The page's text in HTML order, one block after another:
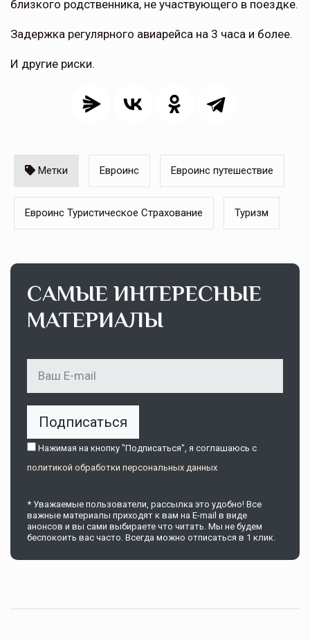
близкого родственника, не участвующего в поездке.
Задержка регулярного авиарейса на 3 часа и более.
И другие риски.
Метки Евроинс Евроинс путешествие
Евроинс Туристическое Страхование Туризм
САМЫЕ ИНТЕРЕСНЫЕ
МАТЕРИАЛЫ
Подписаться
Нажимая на кнопку "Подписаться", я соглашаюсь c
политикой обработки персональных данных
* Уважаемые пользователи, рассылка это удобно! Все
важные материалы приходят к вам на E-mail в виде
анонсов и вы сами выбираете что читать. Мы не будем
беспокоить вас часто. Всегда можно отписаться в 1 клик.